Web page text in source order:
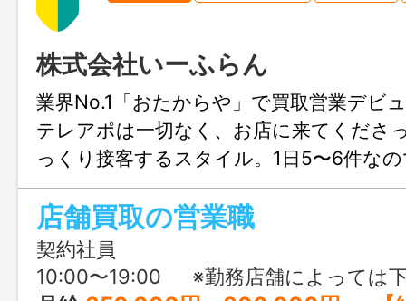
株式会社いーふらん
業界No.1「おたからや」で買取営業デビ
テレアポは一切なく、お店に来てくださ
っくり接客するスタイル。1日5〜6件な
と丁寧に向き合えます。シフト制で土日
OK、正社員登用のチャンスもあり♪
店舗買取の営業職
契約社員
10:00〜19:00 ※勤務店舗によっては下記の勤務パターンもあり。 ①09:00〜18:00